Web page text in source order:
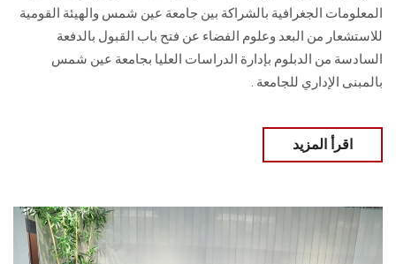
المعلومات الجغرافية ‏بالشراكة بين جامعة عين شمس والهيئة القومية
للاستشعار من البعد وعلوم الفضاء عن فتح باب ‏القبول بالدفعة
السادسة من الدبلوم بإدارة الدراسات العليا بجامعة عين شمس
بالمبنى الإداري ‏للجامعة ‎.‎
اقرأ المزيد